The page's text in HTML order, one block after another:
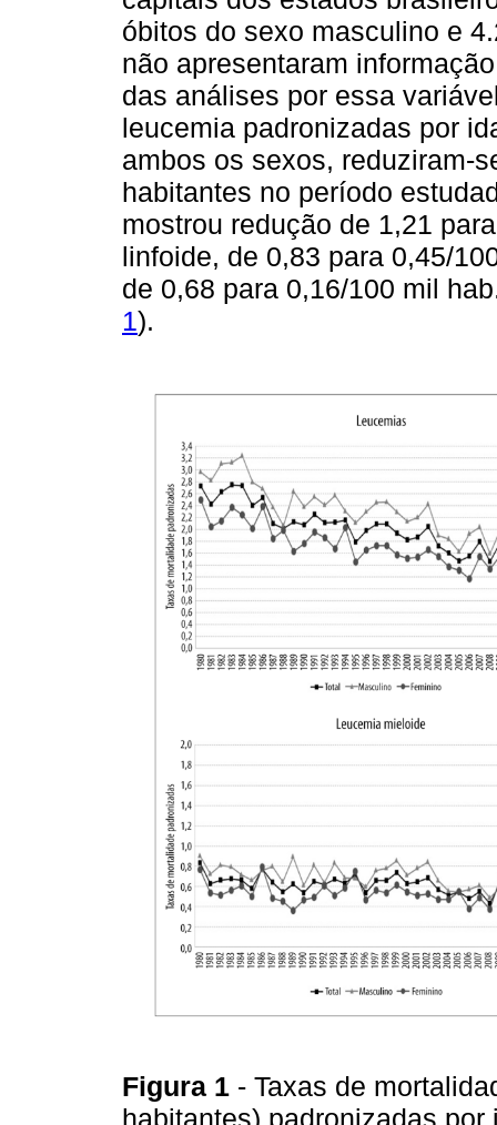
óbitos do sexo masculino e
não apresentaram
das análises por essa
leucemia padronizadas por
ambos os sexos, reduziram-
habitantes no período
mostrou redução de 1,21
linfoide, de 0,83 para 0,45/
de 0,68 para 0,16/100 mil
1).
Figura 1 - Taxas de
habitantes) padronizadas